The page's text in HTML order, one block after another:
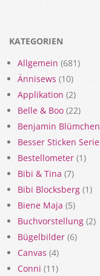
KATEGORIEN
Allgemein (681)
Ännisews (10)
Applikation (2)
Belle & Boo (22)
Benjamin Blümchen
Besser Sticken Serie
Bestellometer (1)
Bibi & Tina (7)
Bibi Blocksberg (1)
Biene Maja (5)
Buchvorstellung (2)
Bügelbilder (6)
Canvas (4)
Conni (11)